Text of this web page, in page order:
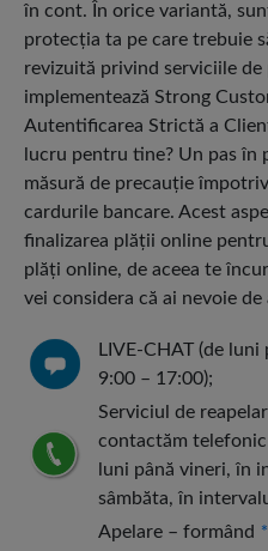
în cont. În orice variantă,
protecţia ta pe care trebuie
revizuită privind serviciile de
implementează Strong
Autentificarea Strictă a
lucru pentru tine? Un pas în
măsură de precauţie
cardurile bancare. Acest
finalizarea plăţii online
plăţi online, de aceea te
vei considera că ai nevoie de
LIVE-CHAT (de
9:00 – 17:00);
Serviciul de
contactăm
luni până vineri, în
sâmbăta, în
Apelare – formând